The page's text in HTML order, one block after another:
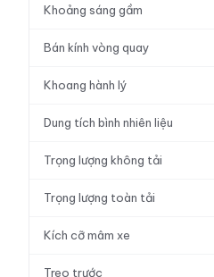
Khoảng sáng gầm
Bán kính vòng quay
Khoang hành lý
Dung tích bình nhiên liệu
Trọng lượng không tải
Trọng lượng toàn tải
Kích cỡ mâm xe
Treo trước